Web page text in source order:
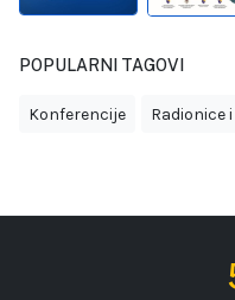
POPULARNI TAGOVI
Konferencije Radionice